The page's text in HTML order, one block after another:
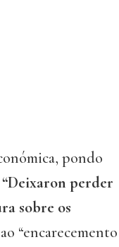
pondo
“Deixaron perder
sobre os
“encarecemento